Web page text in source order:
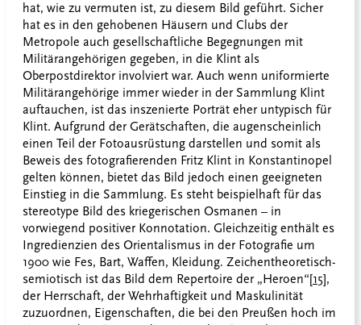
hat, wie zu vermuten ist, zu diesem Bild geführt. Sicher
hat es in den gehobenen Häusern und Clubs der
Metropole auch gesellschaftliche Begegnungen mit
Militärangehörigen gegeben, in die Klint als
Oberpostdirektor involviert war. Auch wenn uniformierte
Militärangehörige immer wieder in der Sammlung Klint
auftauchen, ist das inszenierte Porträt eher untypisch für
Klint. Aufgrund der Gerätschaften, die augenscheinlich
einen Teil der Fotoausrüstung darstellen und somit als
Beweis des fotografierenden Fritz Klint in Konstantinopel
gelten können, bietet das Bild jedoch einen geeigneten
Einstieg in die Sammlung. Es steht beispielhaft für das
stereotype Bild des kriegerischen Osmanen – in
vorwiegend positiver Konnotation. Gleichzeitig enthält es
Ingredienzien des Orientalismus in der Fotografie um
1900 wie Fes, Bart, Waffen, Kleidung. Zeichentheoretisch-
semiotisch ist das Bild dem Repertoire der „Heroen“[15],
der Herrschaft, der Wehrhaftigkeit und Maskulinität
zuzuordnen, Eigenschaften, die bei den Preußen hoch im